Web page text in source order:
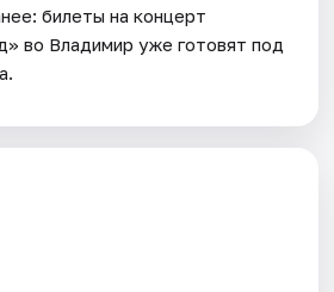
билеты на концерт
во Владимир уже готовят под